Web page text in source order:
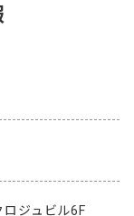
ジュビル6F